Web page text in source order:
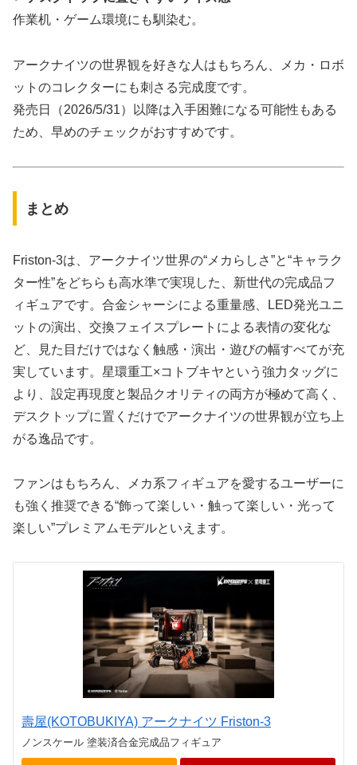
作業机・ゲーム環境にも馴染む。
アークナイツの世界観を好きな人はもちろん、メカ・ロボ
ットのコレクターにも刺さる完成度です。
発売日（2026/5/31）以降は入手困難になる可能性もある
ため、早めのチェックがおすすめです。
まとめ
Friston-3は、アークナイツ世界の“メカらしさ”と“キャラク
ター性”をどちらも高水準で実現した、新世代の完成品フ
ィギュアです。合金シャーシによる重量感、LED発光ユニ
ットの演出、交換フェイスプレートによる表情の変化な
ど、見た目だけではなく触感・演出・遊びの幅すべてが充
実しています。星環重工×コトブキヤという強力タッグに
より、設定再現度と製品クオリティの両方が極めて高く、
デスクトップに置くだけでアークナイツの世界観が立ち上
がる逸品です。
ファンはもちろん、メカ系フィギュアを愛するユーザーに
も強く推奨できる“飾って楽しい・触って楽しい・光って
楽しい”プレミアムモデルといえます。
壽屋(KOTOBUKIYA) アークナイツ Friston-3
ノンスケール 塗装済合金完成品フィギュア